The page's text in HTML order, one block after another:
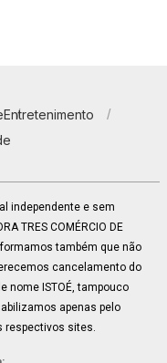
Entretenimento
independente e sem
TRES COMÉRCIO DE
também que não
cancelamento do
nome ISTOÉ, tampouco
apenas pelo
respectivos sites.